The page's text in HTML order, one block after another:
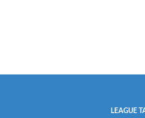
LEAGUE